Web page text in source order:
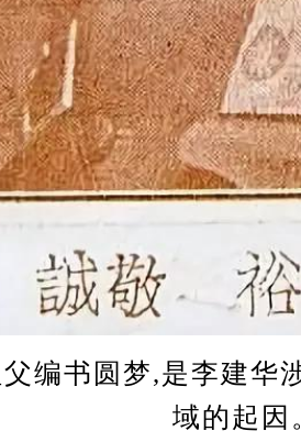
书圆梦,是李建华涉
域的起因